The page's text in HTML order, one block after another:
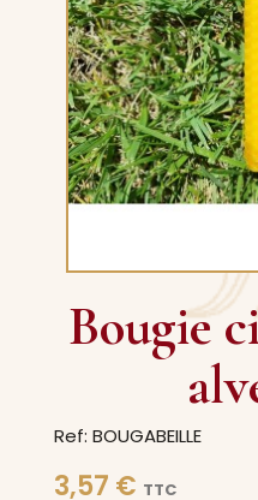
Bougie
Ref: BOUGABEILLE
3,57 € TTC